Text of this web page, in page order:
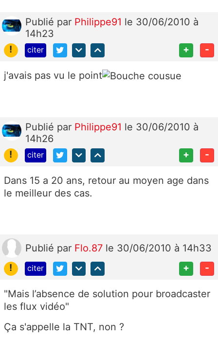
Publié par Philippe91 le 30/06/2010 à
14h23
!
citer + -
j'avais pas vu le point
Publié par Philippe91 le 30/06/2010 à
14h26
!
citer + -
Dans 15 a 20 ans, retour au moyen age dans
le meilleur des cas.
Publié par Flo.87 le 30/06/2010 à 14h33
!
citer + -
"Mais l’absence de solution pour broadcaster
les flux vidéo"
Ça s'appelle la TNT, non ?